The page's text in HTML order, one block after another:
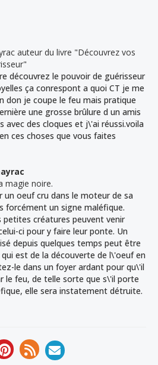
auteur du livre "Découvrez vos
découvrez le pouvoir de guérisseur
ça conrespont a quoi CT je me
don je coupe le feu mais pratique
une grosse brûlure d un amis
avec des cloques et j\'ai réussi.voila
ces choses que vous faites
magie noire.
un oeuf cru dans le moteur de sa
forcément un signe maléfique.
petites créatures peuvent venir
ci pour y faire leur ponte. Un
depuis quelques temps peut être
est de la découverte de l\'oeuf en
le dans un foyer ardant pour qu\'il
le feu, de telle sorte que s\'il porte
elle sera instatement détruite.